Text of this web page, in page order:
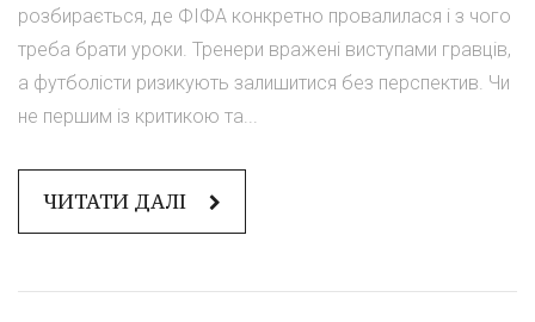
розбирається, де ФІФА конкретно провалилася і з чого
треба брати уроки. Тренери вражені виступами гравців,
а футболісти ризикують залишитися без перспектив. Чи
не першим із критикою та...
ЧИТАТИ ДАЛІ